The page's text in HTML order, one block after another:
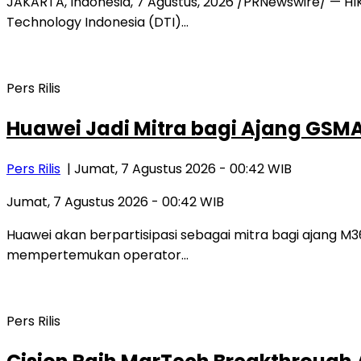
Technology Indonesia (DTI)…
Pers Rilis
Huawei Jadi Mitra bagi Ajang
Pers Rilis | Jumat, 7 Agustus 2026 - 00:42 WIB
Jumat, 7 Agustus 2026 - 00:42 WIB
Huawei akan berpartisipasi sebagai mitra bagi ajang
mempertemukan operator…
Pers Rilis